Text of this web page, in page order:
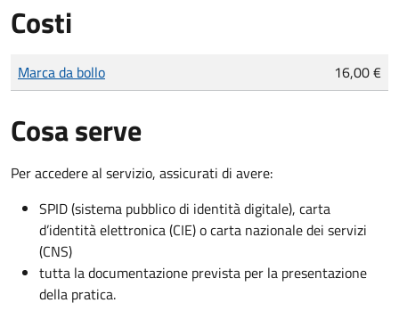
Costi
Tipo di pagamento
Importo
Marca da bollo 16,00 €
Cosa serve
Per accedere al servizio, assicurati di avere:
SPID (sistema pubblico di identità digitale), carta
d’identità elettronica (CIE) o carta nazionale dei servizi
(CNS)
tutta la documentazione prevista per la presentazione
della pratica.